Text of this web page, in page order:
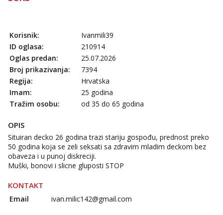
Korisnik:
Ivanmili39
ID oglasa:
210914
Oglas predan:
25.07.2026
Broj prikazivanja:
7394
Regija:
Hrvatska
Imam:
25 godina
Tražim osobu:
od 35 do 65 godina
OPIS
Situiran decko 26 godina trazi stariju gospođu, prednost preko
50 godina koja se zeli seksati sa zdravim mladim deckom bez
obaveza i u punoj diskreciji.
Muški, bonovi i slicne gluposti STOP
KONTAKT
Email ivan.milic142@gmail.com